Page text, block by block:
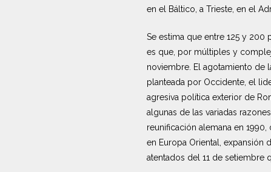
en el Báltico, a Trieste, en el
Se estima que entre 125 y
es que, por múltiples y
noviembre. El agotamiento de
planteada por Occidente, el
agresiva política exterior de
algunas de las variadas
reunificación alemana en
en Europa Oriental, expansión
atentados del 11 de setiembre